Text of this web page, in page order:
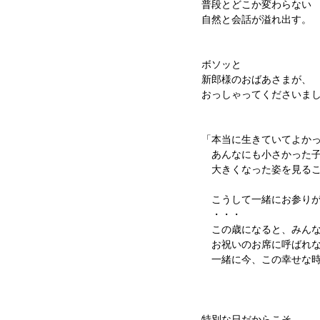
普段とどこか変わらない
自然と会話が溢れ出す。
ボソッと
新郎様のおばあさまが、
おっしゃってくださいまし
「本当に生きていてよかっ
あんなにも小さかった子
大きくなった姿を見るこ
こうして一緒にお参り
・・・
この歳になると、みん
お祝いのお席に呼ばれ
一緒に今、この幸せな